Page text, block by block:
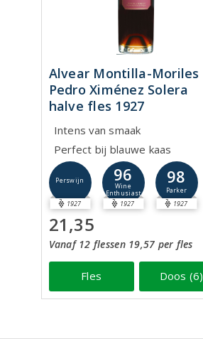
Alvear Montilla-Moriles
Pedro Ximénez Solera
halve fles 1927
Intens van smaak
Perfect bij blauwe kaas
Perswijn
1927
96
Wine
Enthusiast
1927
98
Parker
1927
21,35
Vanaf 12 flessen 19,57 per fles
Fles Doos (6)